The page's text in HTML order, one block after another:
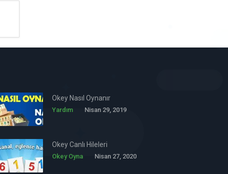
Okey Nasıl Oynanır
Yardım Nisan 29, 2019
Okey Canlı Hileleri
Okey Oyna Nisan 27, 2020